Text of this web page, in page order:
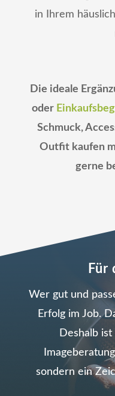
in Ihrem
Die ideale
oder
Schmuck,
Outfit kaufen
gerne
Für
Wer gut und
Erfolg im Job.
Deshalb
sondern ein